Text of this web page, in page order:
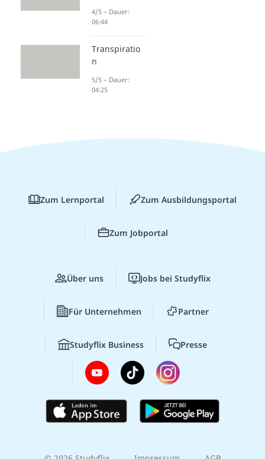
4/5 – Dauer:
06:44
Transpiratio
n
5/5 – Dauer:
04:25
Zum Lernportal Zum Ausbildungsportal
Zum Jobportal
Über uns Jobs bei Studyflix
Für Unternehmen Partner
Studyflix Business Presse